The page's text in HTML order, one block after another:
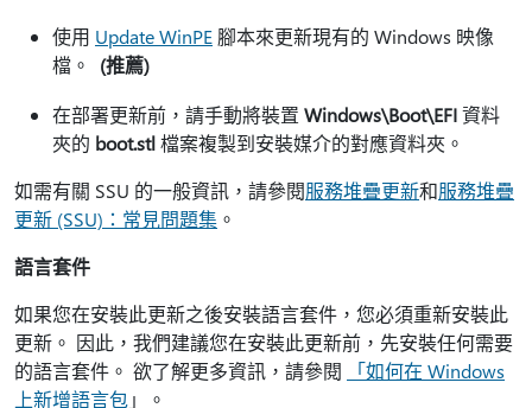
使用 Update WinPE 腳本來更新現有的 Windows 映像
檔。 (推薦)
在部署更新前，請手動將裝置 Windows\Boot\EFI資料
夾的 boot.stl檔案複製到安裝媒介的對應資料夾。
如需有關 SSU 的一般資訊，請參閱服務堆疊更新和服務堆疊
更新 (SSU)：常見問題集 。
語言套件
如果您在安裝此更新之後安裝語言套件，您必須重新安裝此
更新。 因此，我們建議您在安裝此更新前，先安裝任何需要
的語言套件。 欲了解更多資訊，請參閱
「如何在 Windows
上新增語言包」。